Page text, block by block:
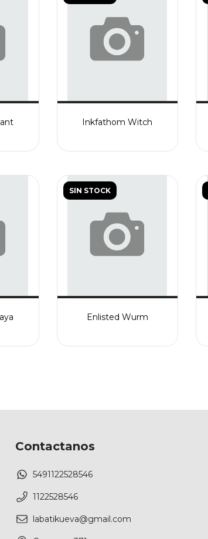
Inkfathom Witch
SIN STOCK
Enlisted Wurm
Contactanos
5491122528546
1122528546
labatikueva@gmail.com